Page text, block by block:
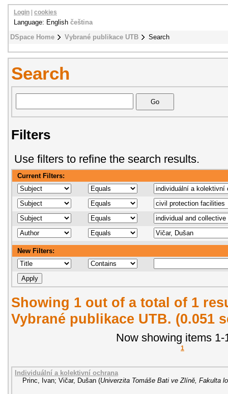
DSpace Home Vybrané publikace UTB Search
Login cookies
Language: English čeština
Search
Filters
Use filters to refine the search results.
Current Filters:
New Filters:
Showing 1 out of a total of 1
Vybrané publikace UTB. (0.051
Now showing items 1-
1
Individuální a kolektivní ochrana
Princ, Ivan; Vičar, Dušan (Univerzita Tomáše Bati ve Zlíně, Fakulta